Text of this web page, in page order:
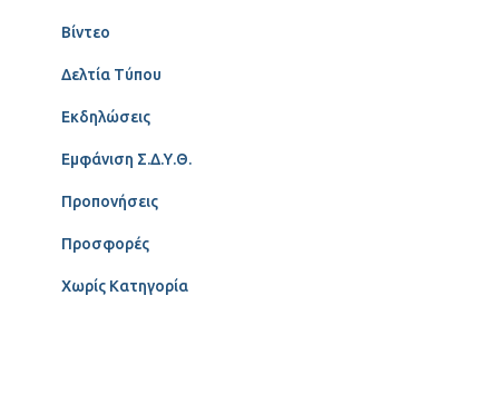
Βίντεο
Δελτία Τύπου
Εκδηλώσεις
Εμφάνιση Σ.Δ.Υ.Θ.
Προπονήσεις
Προσφορές
Χωρίς Κατηγορία